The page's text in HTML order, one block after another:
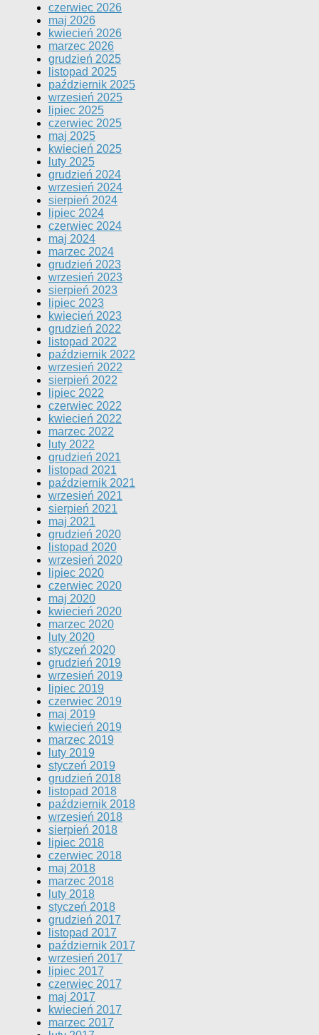
czerwiec 2026
maj 2026
kwiecień 2026
marzec 2026
grudzień 2025
listopad 2025
październik 2025
wrzesień 2025
lipiec 2025
czerwiec 2025
maj 2025
kwiecień 2025
luty 2025
grudzień 2024
wrzesień 2024
sierpień 2024
lipiec 2024
czerwiec 2024
maj 2024
marzec 2024
grudzień 2023
wrzesień 2023
sierpień 2023
lipiec 2023
kwiecień 2023
grudzień 2022
listopad 2022
październik 2022
wrzesień 2022
sierpień 2022
lipiec 2022
czerwiec 2022
kwiecień 2022
marzec 2022
luty 2022
grudzień 2021
listopad 2021
październik 2021
wrzesień 2021
sierpień 2021
maj 2021
grudzień 2020
listopad 2020
wrzesień 2020
lipiec 2020
czerwiec 2020
maj 2020
kwiecień 2020
marzec 2020
luty 2020
styczeń 2020
grudzień 2019
wrzesień 2019
lipiec 2019
czerwiec 2019
maj 2019
kwiecień 2019
marzec 2019
luty 2019
styczeń 2019
grudzień 2018
listopad 2018
październik 2018
wrzesień 2018
sierpień 2018
lipiec 2018
czerwiec 2018
maj 2018
marzec 2018
luty 2018
styczeń 2018
grudzień 2017
listopad 2017
październik 2017
wrzesień 2017
lipiec 2017
czerwiec 2017
maj 2017
kwiecień 2017
marzec 2017